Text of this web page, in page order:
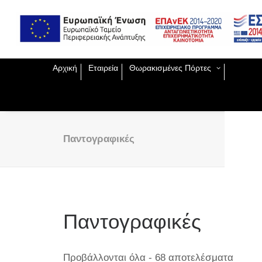
ΕΣΠΑ
Αρχική Εταιρεία Θωρακισμένες Πόρτες
Παντογραφικές
Παντογραφικές
Προβάλλονται όλα - 68 αποτελέσματα